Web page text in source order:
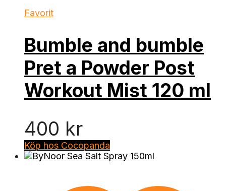
Favorit
Bumble and bumble
Pret a Powder Post
Workout Mist 120 ml
400 kr
Köp hos Cocopanda